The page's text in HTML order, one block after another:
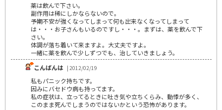
薬は飲んで下さい。
副作用は稀にしかならないので。
予期不安が強くなってしまって何も出来なくなってしまって
は・・・お子さんもいるのですし・・・。まずは、薬を飲んで下
さい。
体調が落ち着いて来ますよ。大丈夫ですよ。
一緒に薬を飲んで少しずつでも、治していきましょう。
こんばんは | 2012/02/19
私もパニック持ちです。
因みにバセドウ病も持ってます。
私の症状は、立ってるときに吐き気や立ちくらみ、動悸が多く、
このまま死んでしまうのではないかという恐怖があります。